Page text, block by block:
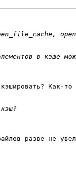
Как-то
разве не